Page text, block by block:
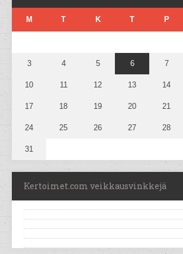
M T K T P
3 4 5 6 7
10 11 12 13 14
17 18 19 20 21
24 25 26 27 28
31
Kertoimet.com veikkausvinkkejä